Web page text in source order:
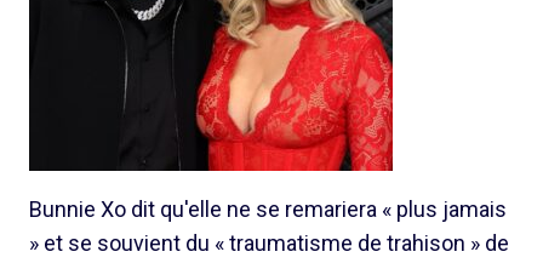
Bunnie Xo dit qu'elle ne se remariera « plus jamais
» et se souvient du « traumatisme de trahison » de